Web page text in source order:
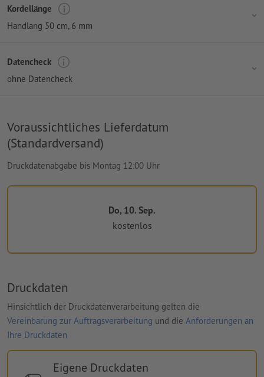
Kordellänge
Handlang 50 cm, 6 mm
Datencheck
ohne Datencheck
Voraussichtliches Lieferdatum
(Standardversand)
Druckdatenabgabe bis Montag 12:00 Uhr
Do, 10. Sep.
kostenlos
Druckdaten
Hinsichtlich der Druckdatenverarbeitung gelten die
Vereinbarung zur Auftragsverarbeitung und die Anforderungen an
Ihre Druckdaten
Eigene Druckdaten